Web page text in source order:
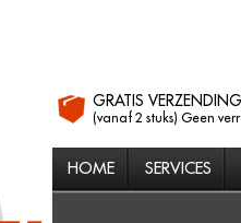
GRATIS VERZENDING
(vanaf 2 stuks) Geen
HOME SERVICES